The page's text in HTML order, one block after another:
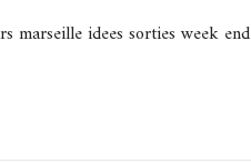
marseille idees sorties week end